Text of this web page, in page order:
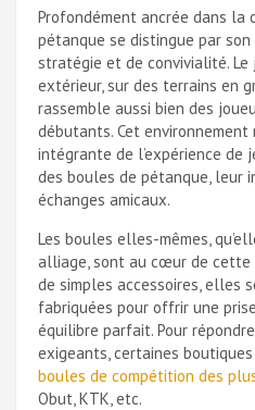
Profondément ancrée dans la
pétanque se distingue par
stratégie et de convivialité.
extérieur, sur des terrains en
rassemble aussi bien des
débutants. Cet
intégrante de l’expérience de
des boules de pétanque, leur
échanges amicaux.
Les boules elles-mêmes,
alliage, sont au cœur de cette
de simples accessoires, elles
fabriquées pour offrir une
équilibre parfait. Pour
exigeants, certaines
boules de compétition des
Obut, KTK, etc.